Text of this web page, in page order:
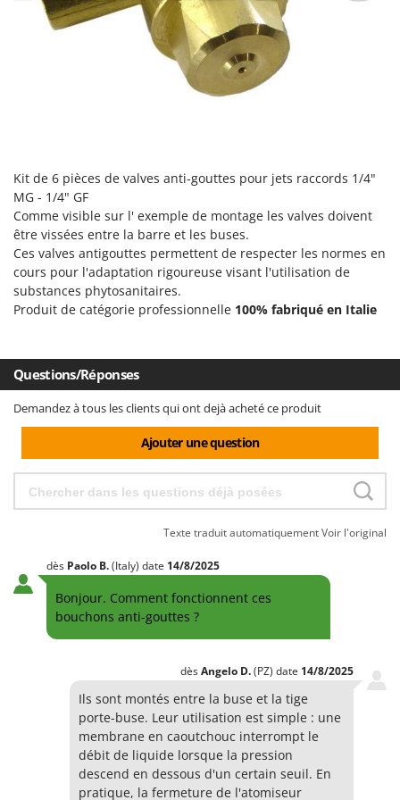
Désherbeurs thermiques et mécaniques
Déshumidificateurs
Effeuilleuses pour olives
Égreneuses à maïs
Électropompes pour la maison et le jardin
Éleveuses artificielles pour poussins
Enfouisseurs de pierres
Enrouleurs de filets pour olives
Épépineuses
Équipements de protection des voies respiratoires
F
Fendeuses à bois
Filets pour la Récolte des olives
Filtres pour vin et huile
Fourches pour tracteur
Fours d'extérieur - intérieur pour pizza et cuisine
Fours électriques
Fraises rotatives pour tracteur
Friteuses sans huile
Générateurs d'air chaud
Godets à terre basculants pour tracteur
Bosch
Campagnola
Campingaz
Castelgarden
Castellari
Ceccato Olindo
Char-Broil
Clementi
Cofra
Comet
Cruccolini
CTEK
DCG
Deca
DeWalt
Diavola Pro
Diesse
Docma
Dominion
Dreame
Kit de 6 pièces de valves anti-gouttes pour jets raccords 1/4"
MG - 1/4" GF
Comme visible sur l' exemple de montage les valves doivent
être vissées entre la barre et les buses.
Ces valves antigouttes permettent de respecter les normes en
cours pour l'adaptation rigoureuse visant l'utilisation de
substances phytosanitaires.
Produit de catégorie professionnelle 100% fabriqué en Italie
Questions/Réponses
Demandez à tous les clients qui ont dejà acheté ce produit
Ajouter une question
Texte traduit automatiquementVoir l'original
dès Paolo B.(Italy) date 14/8/2025
Bonjour. Comment fonctionnent ces
bouchons anti-gouttes ?
dèsAngelo D.(PZ) date 14/8/2025
Ils sont montés entre la buse et la tige
porte-buse. Leur utilisation est simple : une
membrane en caoutchouc interrompt le
débit de liquide lorsque la pression
descend en dessous d'un certain seuil. En
pratique, la fermeture de l'atomiseur